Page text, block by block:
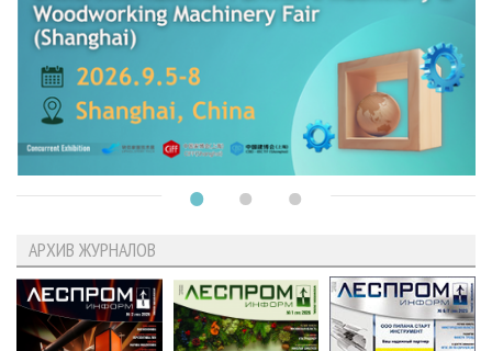
АРХИВ ЖУРНАЛОВ